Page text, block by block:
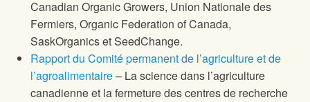
Canadian Organic Growers, Union Nationale des
Fermiers, Organic Federation of Canada,
SaskOrganics et SeedChange.
Rapport du Comité permanent de l’agriculture et de
l’agroalimentaire– La science dans l’agriculture
canadienne et la fermeture des centres de recherche